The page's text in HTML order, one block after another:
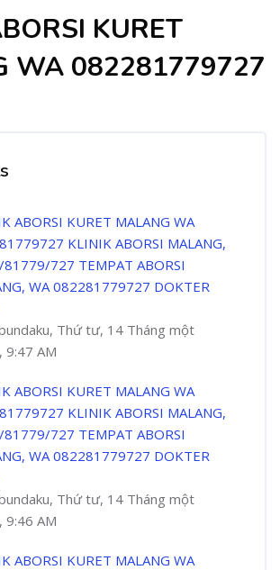
KURET
WA 082281779727
ABORSI KURET MALANG WA
KLINIK ABORSI MALANG,
727 TEMPAT ABORSI
WA 082281779727 DOKTER
Thứ tư, 14 Tháng một
9:47 AM
ABORSI KURET MALANG WA
KLINIK ABORSI MALANG,
727 TEMPAT ABORSI
WA 082281779727 DOKTER
Thứ tư, 14 Tháng một
9:46 AM
ABORSI KURET MALANG WA